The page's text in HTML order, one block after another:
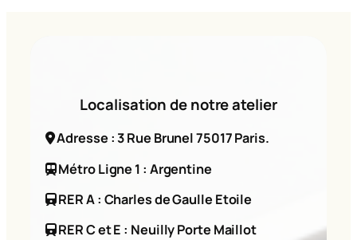
Localisation de notre atelier
Adresse : 3 Rue Brunel 75017 Paris.
Métro Ligne 1 : Argentine
RER A : Charles de Gaulle Etoile
RER C et E : Neuilly Porte Maillot